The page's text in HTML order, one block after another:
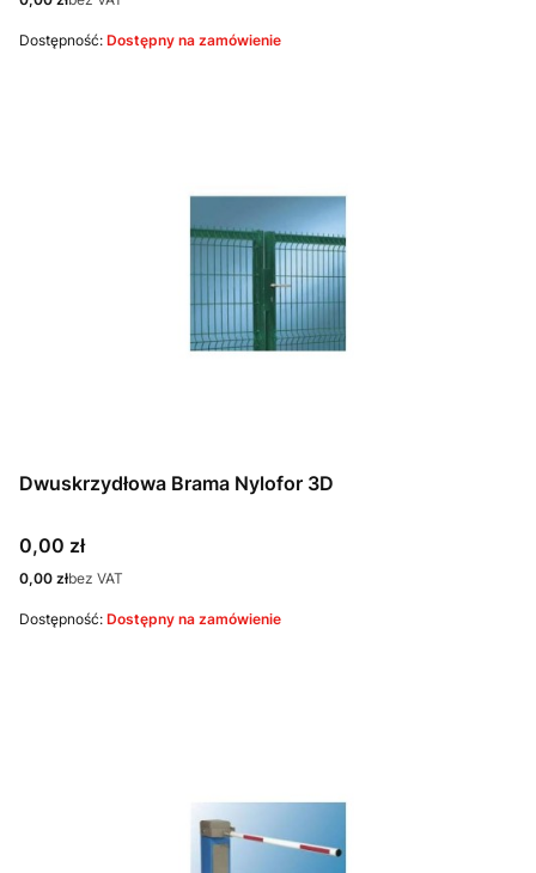
Dostępność: Dostępny na zamówienie
Dwuskrzydłowa Brama Nylofor 3D
Cena
0,00 zł
Cena
0,00 złbez VAT
Dostępność: Dostępny na zamówienie